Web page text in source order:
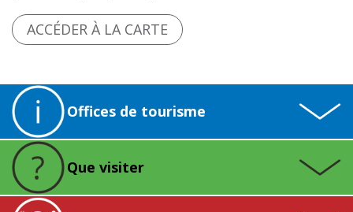
ACCÉDER À LA CARTE
Offices de tourisme
Que visiter